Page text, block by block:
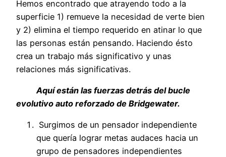
Hemos encontrado que atrayendo todo a la
superficie 1) remueve la necesidad de verte bien
y 2) elimina el tiempo requerido en atinar lo que
las personas están pensando. Haciendo ésto
crea un trabajo más significativo y unas
relaciones más significativas.
Aquí están las fuerzas detrás del bucle
evolutivo auto reforzado de Bridgewater.
Surgimos de un pensador independiente
que quería lograr metas audaces hacia un
grupo de pensadores independientes